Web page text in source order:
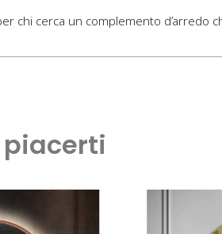
chi cerca un complemento d’arredo
piacerti